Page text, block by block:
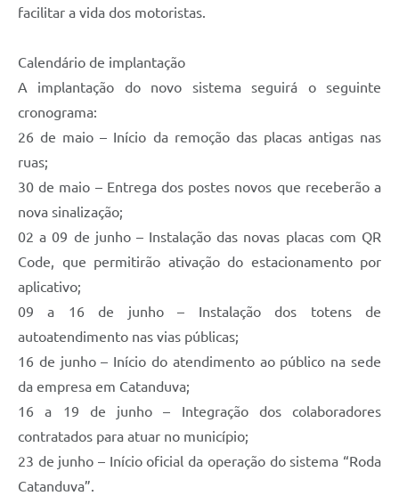
facilitar a vida dos motoristas.
Calendário de implantação
A implantação do novo sistema seguirá o seguinte
cronograma:
26 de maio – Início da remoção das placas antigas nas
ruas;
30 de maio – Entrega dos postes novos que receberão a
nova sinalização;
02 a 09 de junho – Instalação das novas placas com QR
Code, que permitirão ativação do estacionamento por
aplicativo;
09 a 16 de junho – Instalação dos totens de
autoatendimento nas vias públicas;
16 de junho – Início do atendimento ao público na sede
da empresa em Catanduva;
16 a 19 de junho – Integração dos colaboradores
contratados para atuar no município;
23 de junho – Início oficial da operação do sistema “Roda
Catanduva”.